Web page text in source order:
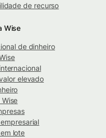
de recurso
Wise
de dinheiro
elevado
lote